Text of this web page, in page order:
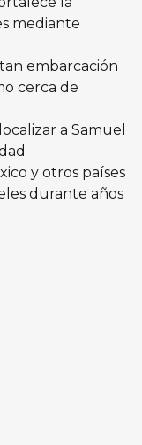
mediante
embarcación
cerca de
a Samuel
y otros países
durante años